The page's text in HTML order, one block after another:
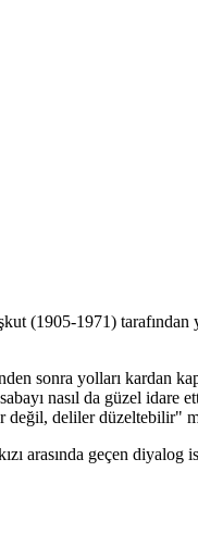
(1905-1971) tarafından
sonra yolları kardan
nasıl da güzel idare
değil, deliler düzeltebilir"
arasında geçen diyalog